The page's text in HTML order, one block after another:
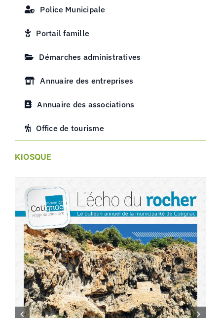
Police Municipale
Portail famille
Démarches administratives
Annuaire des entreprises
Annuaire des associations
Office de tourisme
KIOSQUE